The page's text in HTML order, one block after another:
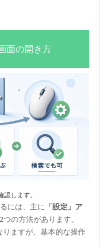
面の開き方
します。
には、主に
「設定」ア
つの方法があります。
ますが、基本的な操作